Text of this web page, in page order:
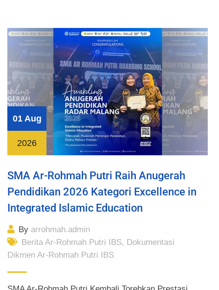
01 Aug
2026
SMA Ar-Rohmah Putri Raih Anugerah
Pendidikan 2026 Kategori Excellence in
Integrated Islamic Education
By arrohmah.admin
Berita Ar-Rohmah Putri IBS, Dokumentasi
Dikmen Ar-Rohmah Putri IBS